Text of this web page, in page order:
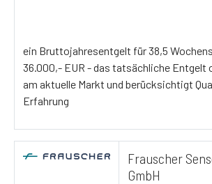
ein Bruttojahresentgelt für 38,5
36.000,- EUR - das tatsächliche Entgelt
am aktuelle Markt und berücksichtigt
Erfahrung
Frauscher
GmbH